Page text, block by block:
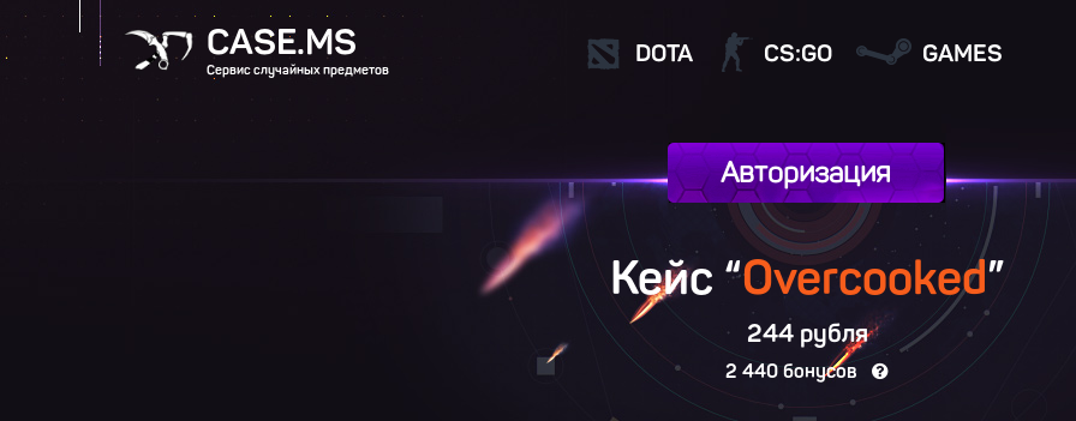
CASE.MS
Сервис случайных предметов
DOTA CS:GO GAMES
Авторизация
Кейс “Overcooked”
244 рубля
2 440 бонусов